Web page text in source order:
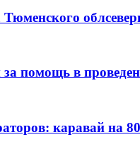
Тюменского
помощь в
каравай на